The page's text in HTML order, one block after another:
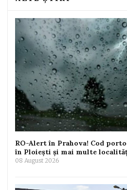
RO-Alert în Prahova! Cod
în Ploiești și mai multe
08 August 2026